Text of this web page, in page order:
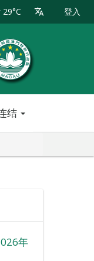
29°C 登入
结
年